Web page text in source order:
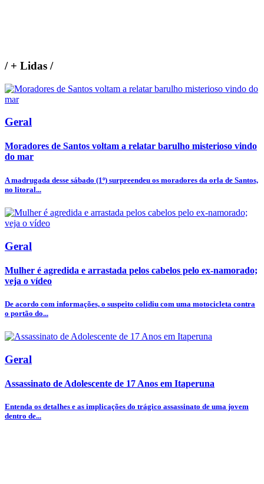
/+ Lidas /
Geral
Moradores de Santos voltam a relatar barulho misterioso vindo
do mar
A madrugada desse sábado (1º) surpreendeu os moradores da orla de Santos,
no litoral...
Geral
Mulher é agredida e arrastada pelos cabelos pelo ex-namorado;
veja o vídeo
De acordo com informações, o suspeito colidiu com uma motocicleta contra
o portão do...
Geral
Assassinato de Adolescente de 17 Anos em Itaperuna
Entenda os detalhes e as implicações do trágico assassinato de uma jovem
dentro de...